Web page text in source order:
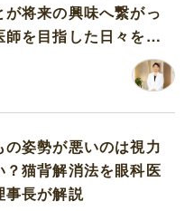
が将来の興味へ繋がっ
師を目指した日々を振
の姿勢が悪いのは視力
？猫背解消法を眼科医
事長が解説